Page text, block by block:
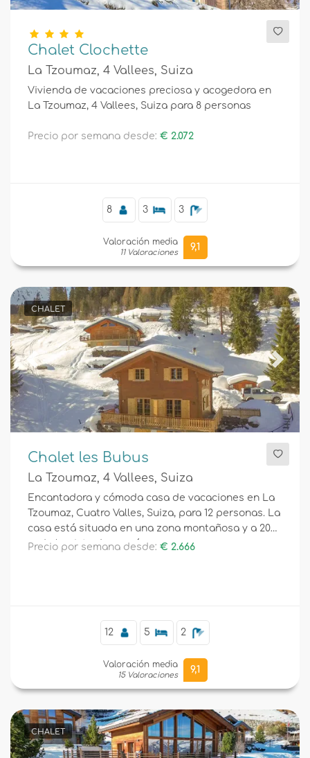
Chalet Clochette
La Tzoumaz, 4 Vallees, Suiza
Vivienda de vacaciones preciosa y acogedora en
La Tzoumaz, 4 Vallees, Suiza para 8 personas
Precio por semana desde: € 2.072
8 3 3
Valoración media
11 Valoraciones
9,1
CHALET
Previous Next
Chalet les Bubus
La Tzoumaz, 4 Vallees, Suiza
Encantadora y cómoda casa de vacaciones en La
Tzoumaz, Cuatro Valles, Suiza, para 12 personas. La
casa está situada en una zona montañosa y a 200
m de la pista de esquí.
Precio por semana desde: € 2.666
12 5 2
Valoración media
15 Valoraciones
9,1
CHALET